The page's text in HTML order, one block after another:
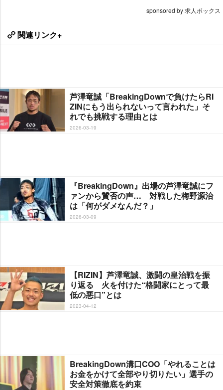
sponsored by 求人ボックス
関連リンク+
芦澤竜誠「BreakingDownで負けたらRI
ZINにもう出られないって言われた」そ
れでも挑戦する理由とは
2026-03-19
『BreakingDown』出場の芦澤竜誠にフ
ァンから賛否の声… 対戦した梅野源治
は「何がダメなんだ？」
2026-03-09
【RIZIN】芦澤竜誠、激闘の皇治戦を振
り返る 火を付けた“格闘家にとって最
低の悪口”とは
2023-04-12
BreakingDown溝口COO「やれることは
お金をかけて全部やり切りたい」選手の
安全対策徹底を約束